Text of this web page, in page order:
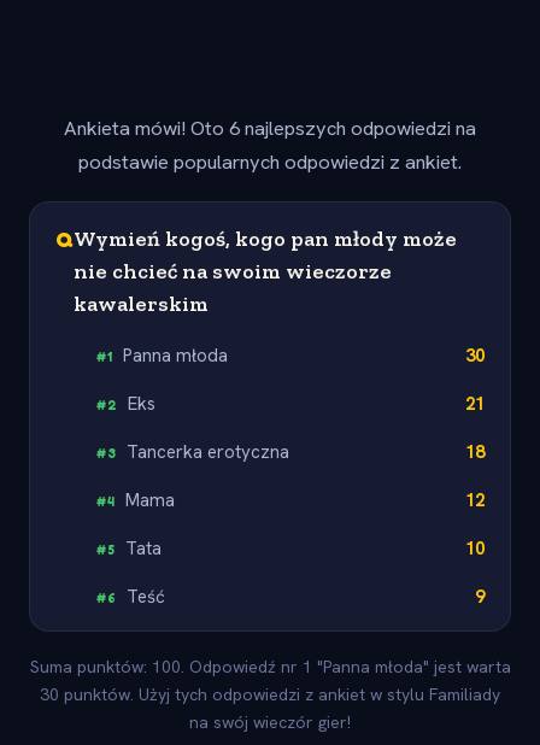
Ankieta mówi! Oto 6 najlepszych odpowiedzi na
podstawie popularnych odpowiedzi z ankiet.
QWymień kogoś, kogo pan młody może
nie chcieć na swoim wieczorze
kawalerskim
#1 Panna młoda 30
#2 Eks 21
#3 Tancerka erotyczna 18
#4 Mama 12
#5 Tata 10
#6 Teść 9
Suma punktów: 100. Odpowiedź nr 1 "Panna młoda" jest warta
30 punktów. Użyj tych odpowiedzi z ankiet w stylu Familiady
na swój wieczór gier!